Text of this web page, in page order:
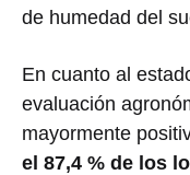
de humedad del
En cuanto al
evaluación
mayormente
el 87,4 % de los